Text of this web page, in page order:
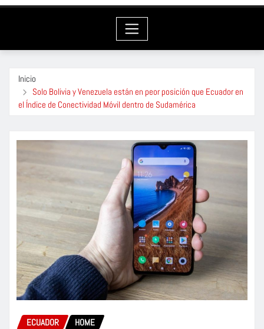
Inicio
Solo Bolivia y Venezuela están en peor posición que Ecuador en
el Índice de Conectividad Móvil dentro de Sudamérica
ECUADOR HOME